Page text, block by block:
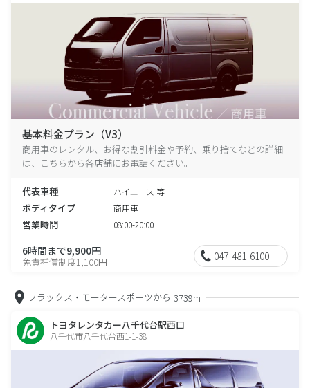
基本料金プラン（V3）
商用車のレンタル、お得な割引料金や予約、乗り捨てなどの詳細
は、こちらから各店舗にお電話ください。
代表車種 ハイエース 等
ボディタイプ 商用車
営業時間 08:00-20:00
6時間まで9,900円
免責補償制度1,100円 047-481-6100
フラックス・モータースポーツから 3739m
トヨタレンタカー八千代台駅西口
八千代市八千代台西1-1-38